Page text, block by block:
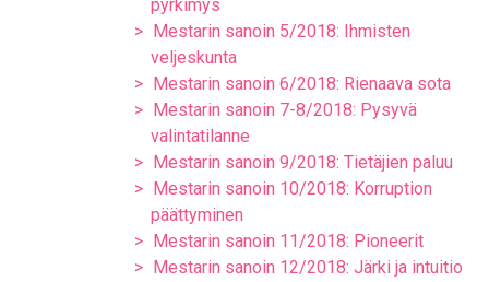
pyrkimys
Mestarin sanoin 5/2018: Ihmisten
veljeskunta
Mestarin sanoin 6/2018: Rienaava sota
Mestarin sanoin 7-8/2018: Pysyvä
valintatilanne
Mestarin sanoin 9/2018: Tietäjien paluu
Mestarin sanoin 10/2018: Korruption
päättyminen
Mestarin sanoin 11/2018: Pioneerit
Mestarin sanoin 12/2018: Järki ja intuitio